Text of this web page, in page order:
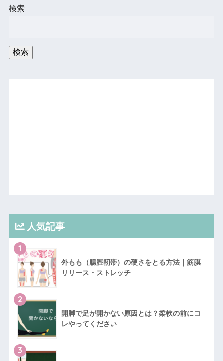
検索
検索
人気記事
1
外もも（腸脛靭帯）の硬さをとる方法｜筋膜
リリース・ストレッチ
2
開脚で足が開かない原因とは？柔軟の前にコ
レやってください
3